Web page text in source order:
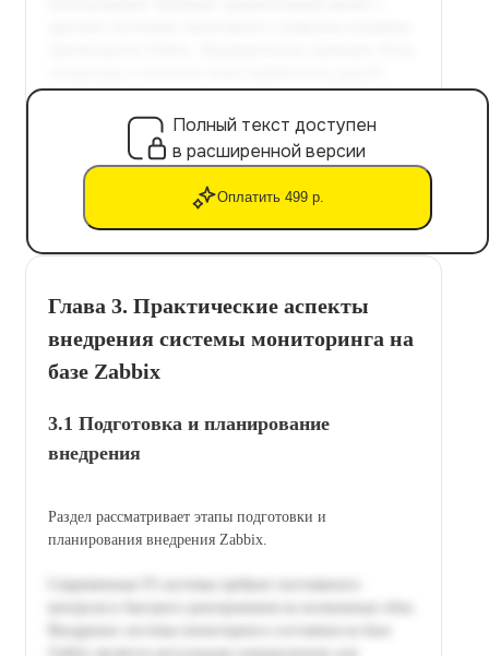
Полный текст доступен
в расширенной версии
Оплатить 499 р.
Глава 3. Практические аспекты
внедрения системы мониторинга на
базе Zabbix
3.1 Подготовка и планирование
внедрения
Раздел рассматривает этапы подготовки и
планирования внедрения Zabbix.